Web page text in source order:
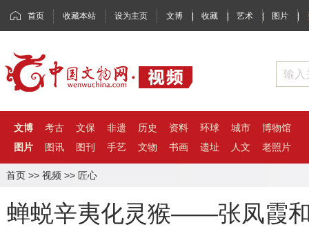
首页 收藏本站 设为主页 文博 | 收藏 | 艺术 | 图片 |
文博 考古 文保 非遗 历史 资料 环球 城市
博物馆
图片
图讯 图刊 手艺 文物 书画 遗址 人文 老照片
首页 >> 视频 >> 匠心
蝉蜕辛夷化灵猴——张凤霞